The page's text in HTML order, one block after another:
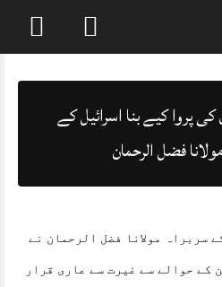
پروا کیے بنا اسرائیل کے
فضل الرحمان
سربراہ مولانا فضل الرحمان نے
کے حوالے سے غیرت سے عاری قرار